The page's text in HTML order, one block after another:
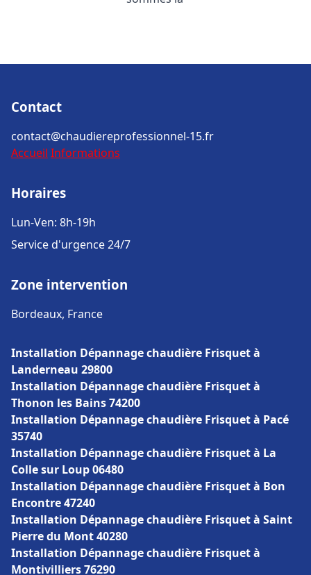
Contact
contact@chaudiereprofessionnel-15.fr
Accueil Informations
Horaires
Lun-Ven: 8h-19h
Service d'urgence 24/7
Zone intervention
Bordeaux, France
Installation Dépannage chaudière Frisquet à
Landerneau 29800
Installation Dépannage chaudière Frisquet à
Thonon les Bains 74200
Installation Dépannage chaudière Frisquet à Pacé
35740
Installation Dépannage chaudière Frisquet à La
Colle sur Loup 06480
Installation Dépannage chaudière Frisquet à Bon
Encontre 47240
Installation Dépannage chaudière Frisquet à Saint
Pierre du Mont 40280
Installation Dépannage chaudière Frisquet à
Montivilliers 76290